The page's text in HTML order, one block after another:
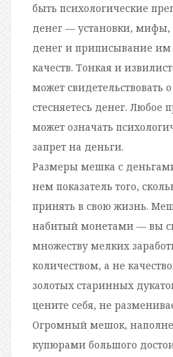
быть психологические
денег — установки,
денег и приписывание
качеств. Тонкая и
может свидетельствовать
стесняетесь денег. Любое
может означать
запрет на деньги.
Размеры мешка с
нем показатель того,
принять в свою жизнь.
набитый монетами — вы
множеству мелких
количеством, а не
золотых старинных
цените себя, не
Огромный мешок,
купюрами большого